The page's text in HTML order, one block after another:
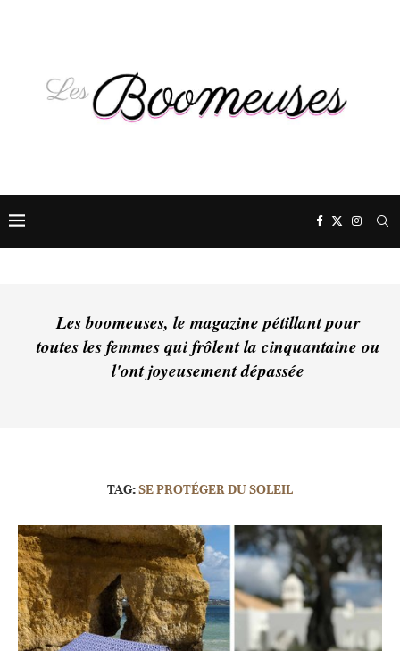
Les boomeuses, le magazine pétillant pour
toutes les femmes qui frôlent la cinquantaine ou
l'ont joyeusement dépassée
TAG:SE PROTÉGER DU SOLEIL